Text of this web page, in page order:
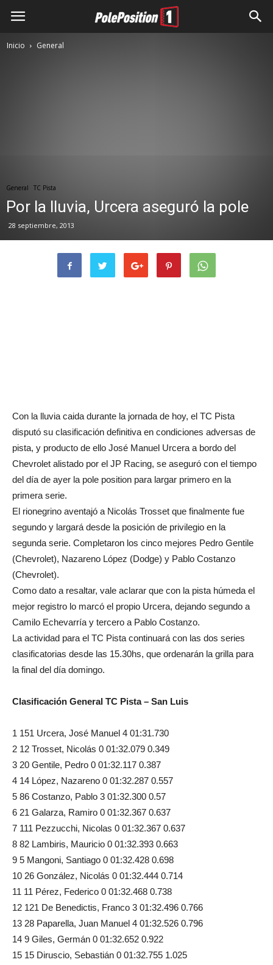
Inicio General
General TC Pista
Por la lluvia, Urcera aseguró la pole
28 septiembre, 2013
Con la lluvia caida durante la jornada de hoy, el TC Pista
disputó su clasificación definitiva en condiciones adversas de
pista, y producto de ello José Manuel Urcera a bordo del
Chevrolet alistado por el JP Racing, se aseguró con el tiempo
del día de ayer la pole position para largar primero en la
primera serie.
El rionegrino aventajó a Nicolás Trosset que finalmente fue
segundo y largará desde la posición de privilegio en la
segunda serie. Completaron los cinco mejores Pedro Gentile
(Chevrolet), Nazareno López (Dodge) y Pablo Costanzo
(Chevrolet).
Como dato a resaltar, vale aclarar que con la pista húmeda el
mejor registro lo marcó el propio Urcera, dejando segundo a
Camilo Echevarría y tercero a Pablo Costanzo.
La actividad para el TC Pista continuará con las dos series
clasificatorias desde las 15.30hs, que ordenarán la grilla para
la final del día domingo.
Clasificación General TC Pista – San Luis
1 151 Urcera, José Manuel 4 01:31.730
2 12 Trosset, Nicolás 0 01:32.079 0.349
3 20 Gentile, Pedro 0 01:32.117 0.387
4 14 López, Nazareno 0 01:32.287 0.557
5 86 Costanzo, Pablo 3 01:32.300 0.57
6 21 Galarza, Ramiro 0 01:32.367 0.637
7 111 Pezzucchi, Nicolas 0 01:32.367 0.637
8 82 Lambiris, Mauricio 0 01:32.393 0.663
9 5 Mangoni, Santiago 0 01:32.428 0.698
10 26 González, Nicolás 0 01:32.444 0.714
11 11 Pérez, Federico 0 01:32.468 0.738
12 121 De Benedictis, Franco 3 01:32.496 0.766
13 28 Paparella, Juan Manuel 4 01:32.526 0.796
14 9 Giles, Germán 0 01:32.652 0.922
15 15 Diruscio, Sebastián 0 01:32.755 1.025